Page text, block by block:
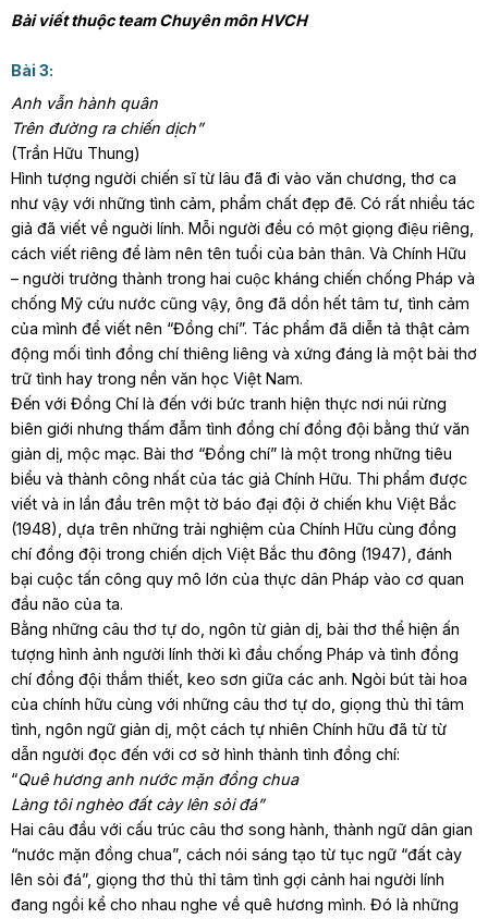
Bài viết thuộc team Chuyên môn HVCH
Bài 3:
Anh vẫn hành quân
Trên đường ra chiến dịch”
(Trần Hữu Thung)
Hình tượng người chiến sĩ từ lâu đã đi vào văn chương, thơ ca
như vậy với những tình cảm, phẩm chất đẹp đẽ. Có rất nhiều tác
giả đã viết về nguời lính. Mỗi người đều có một giọng điệu riêng,
cách viết riêng để làm nên tên tuổi của bản thân. Và Chính Hữu
– người trưởng thành trong hai cuộc kháng chiến chống Pháp và
chống Mỹ cứu nước cũng vậy, ông đã dồn hết tâm tư, tình cảm
của mình để viết nên “Đồng chí”. Tác phẩm đã diễn tả thật cảm
động mối tình đồng chí thiêng liêng và xứng đáng là một bài thơ
trữ tình hay trong nền văn học Việt Nam.
Đến với Đồng Chí là đến với bức tranh hiện thực nơi núi rừng
biên giới nhưng thấm đẫm tình đồng chí đồng đội bằng thứ văn
giản dị, mộc mạc. Bài thơ “Đồng chí” là một trong những tiêu
biểu và thành công nhất của tác giả Chính Hữu. Thi phẩm được
viết và in lần đầu trên một tờ báo đại đội ở chiến khu Việt Bắc
(1948), dựa trên những trải nghiệm của Chính Hữu cùng đồng
chí đồng đội trong chiến dịch Việt Bắc thu đông (1947), đánh
bại cuộc tấn công quy mô lớn của thực dân Pháp vào cơ quan
đầu não của ta.
Bằng những câu thơ tự do, ngôn từ giản dị, bài thơ thể hiện ấn
tượng hình ảnh người lính thời kì đầu chống Pháp và tình đồng
chí đồng đội thắm thiết, keo sơn giữa các anh. Ngòi bút tài hoa
của chính hữu cùng với những câu thơ tự do, giọng thủ thỉ tâm
tình, ngôn ngữ giản dị, một cách tự nhiên Chính hữu đã từ từ
dẫn người đọc đến với cơ sở hình thành tình đồng chí:
“Quê hương anh nước mặn đồng chua
Làng tôi nghèo đất cày lên sỏi đá”
Hai câu đầu với cấu trúc câu thơ song hành, thành ngữ dân gian
“nước mặn đồng chua”, cách nói sáng tạo từ tục ngữ “đất cày
lên sỏi đá”, giọng thơ thủ thỉ tâm tình gợi cảnh hai người lính
đang ngồi kể cho nhau nghe về quê hương mình. Đó là những